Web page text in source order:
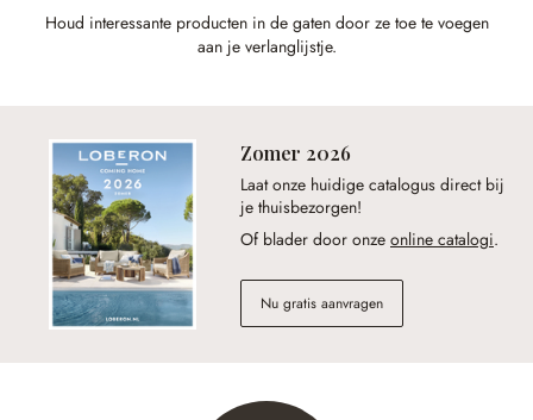
Houd interessante producten in de gaten door ze toe te voegen
aan je verlanglijstje.
Zomer 2026
Laat onze huidige catalogus direct bij
je thuisbezorgen!
Of blader door onze online catalogi.
Nu gratis aanvragen